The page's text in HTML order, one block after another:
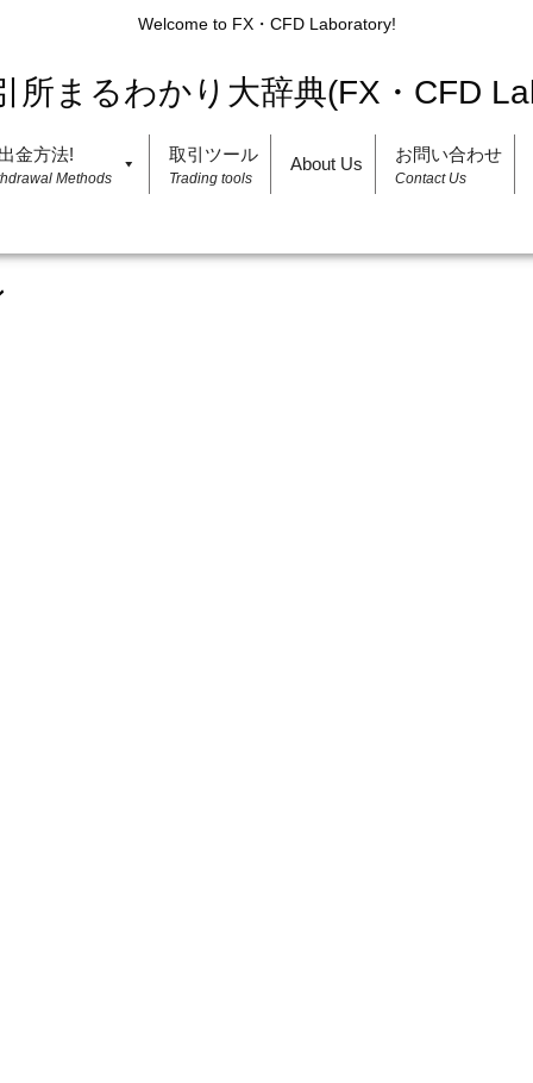
Welcome to FX・CFD Laboratory!
金方法!
Methods
取引ツール
Trading tools
About Us お問い合わせ
Contact Us